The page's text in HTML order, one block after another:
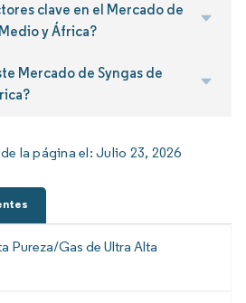
clave en el Mercado de
y África?
Mercado de Syngas de
la página el:Julio 23, 2026
Pureza/Gas de Ultra Alta